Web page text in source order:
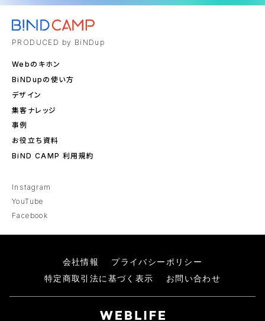
PRODUCED by BiNDup
Webのキホン
BiNDupの使い方
デザイン
集客ナレッジ
事例
お役立ち資料
BiND CAMP 利用規約
Instagram
YouTube
Facebook
会社情報
プライバシーポリシー
特定商取引法に基づく表示
お問い合わせ